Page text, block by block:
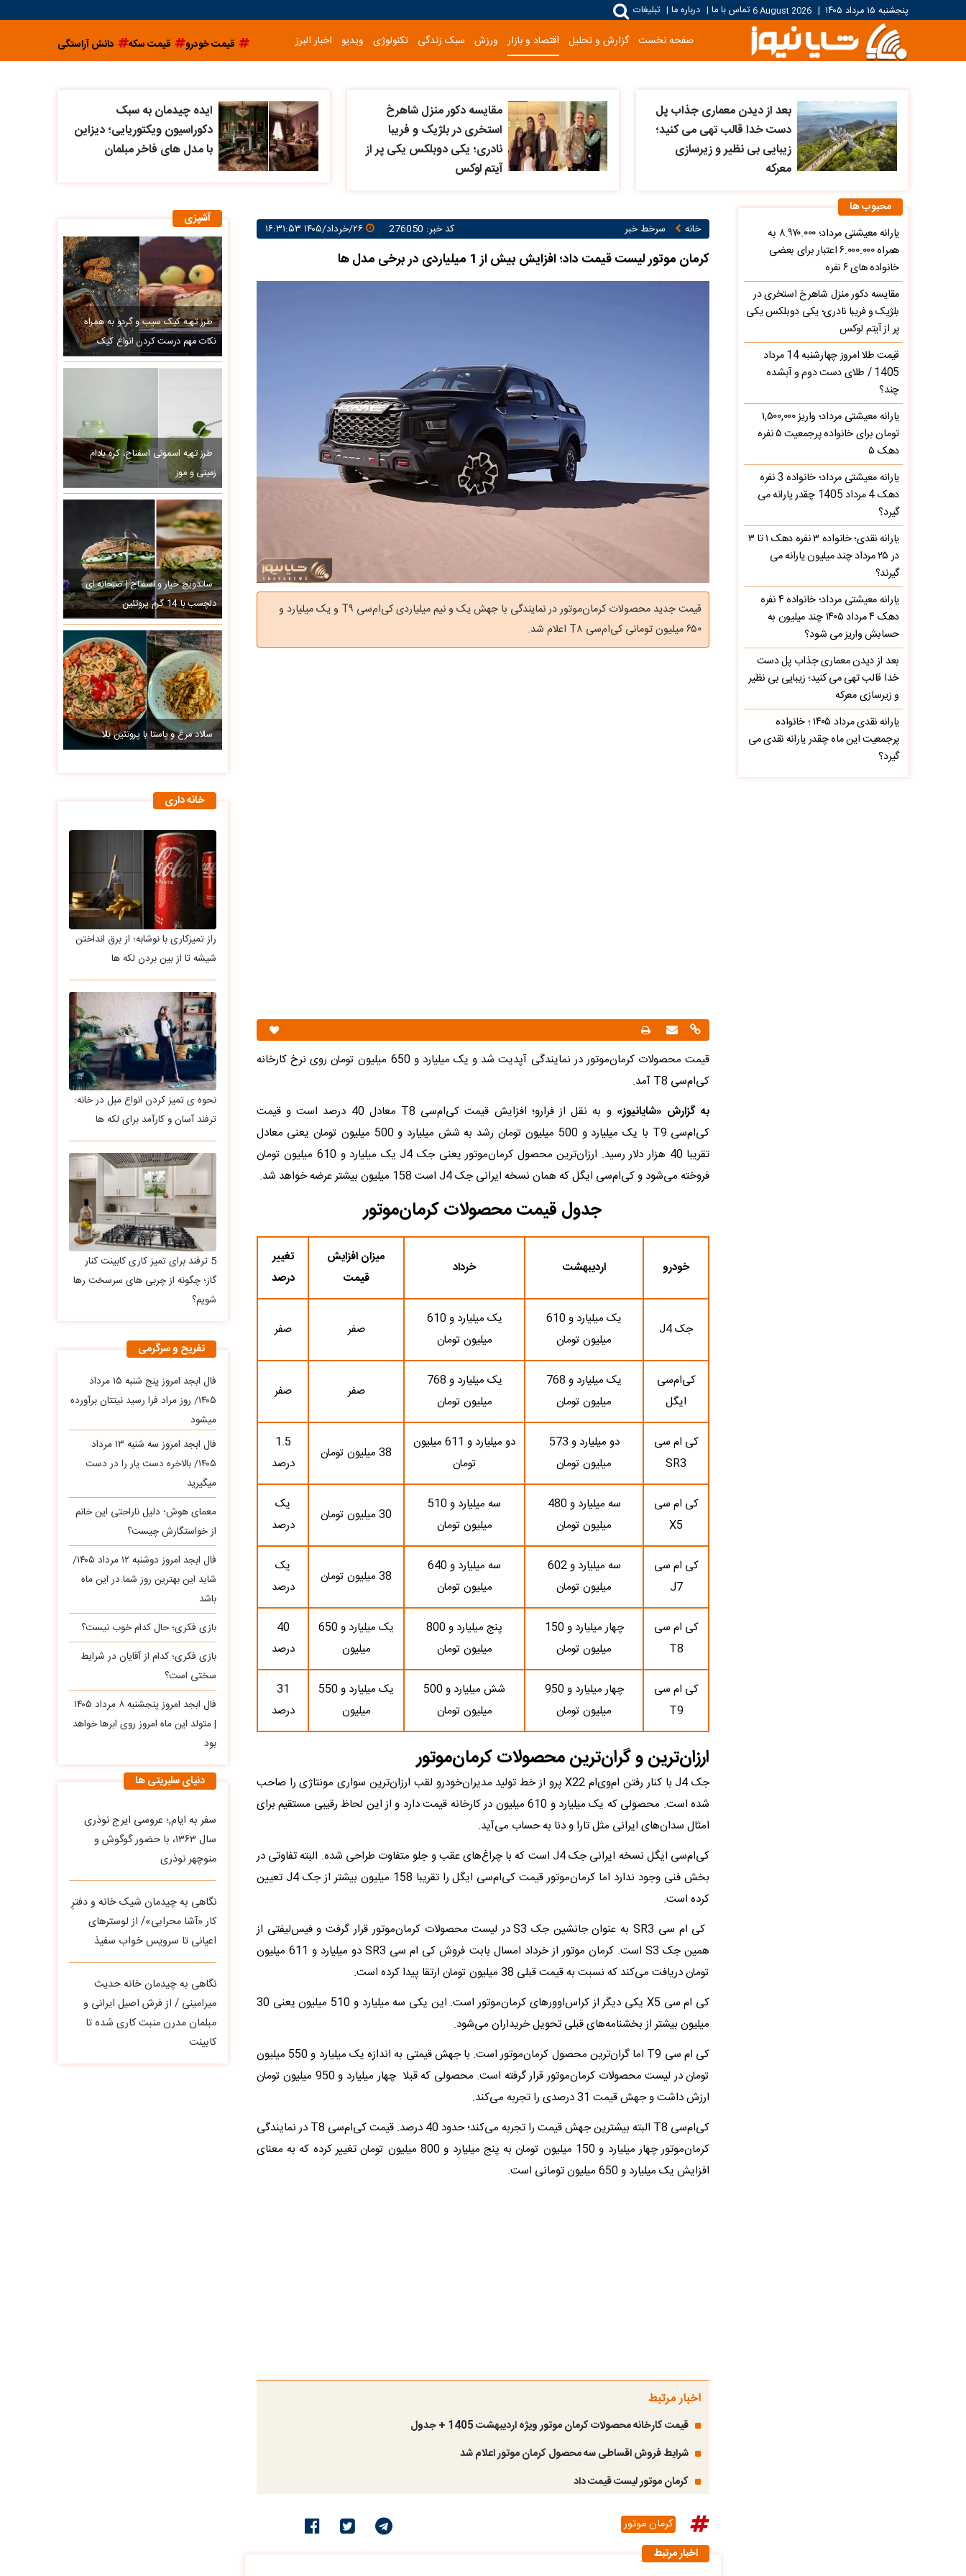
پنجشنبه ۱۵ مرداد ۱۴۰۵ |
6 August 2026تماس با ما | درباره ما | تبلیغات
صفحه نخست گزارش و تحلیل اقتصاد و بازار ورزش سبک زندگی تکنولوژی ویدیو اخبار البرز قیمت خودرو قیمت سکه دانش آراستگی
بعد از دیدن معماری جذاب پل
دست خدا قالب تهی می کنید؛
زیبایی بی نظیر و زیرسازی
معرکه
مقایسه دکور منزل شاهرخ
استخری در بلژیک و فریبا
نادری؛ یکی دوبلکس یکی پر از
آیتم لوکس
ایده چیدمان به سبک
دکوراسیون ویکتوریایی؛ دیزاین
با مدل های فاخر مبلمان
خانه سرخط خبر کد خبر: 276050
کرمان موتور لیست قیمت داد؛ افزایش بیش از 1 میلیاردی در برخی مدل ها
قیمت جدید محصولات کرمان‌موتور در نمایندگی با جهش یک و نیم میلیاردی کی‌ام‌سی T۹ و یک میلیارد و
۶۵۰ میلیون تومانی کی‌ام‌سی T۸ اعلام شد.
قیمت محصولات کرمان‌موتور در نمایندگی آپدیت شد و یک میلیارد و 650 میلیون تومان روی نرخ کارخانه
کی‌ام‌سی T8 آمد.
به گزارش «شایانیوز»
و به نقل از فرارو؛ افزایش قیمت کی‌ام‌سی T8 معادل 40 درصد است و قیمت
کی‌ام‌سی T9 با یک میلیارد و 500 میلیون تومان رشد به شش میلیارد و 500 میلیون تومان یعنی معادل
تقریبا 40 هزار دلار رسید. ارزان‌ترین محصول کرمان‌موتور یعنی جک J4 یک میلیارد و 610 میلیون تومان
فروخته می‌شود و کی‌ام‌سی ایگل که همان نسخه ایرانی جک J4 است 158 میلیون بیشتر عرضه خواهد شد.
جدول قیمت محصولات کرمان‌موتور
خودرو اردیبهشت خرداد
میزان افزایش
قیمت
تغییر
درصد
جک J4
یک میلیارد و 610
میلیون تومان
یک میلیارد و 610
میلیون تومان
صفر صفر
کی‌ام‌سی
ایگل
یک میلیارد و 768
میلیون تومان
یک میلیارد و 768
میلیون تومان
صفر صفر
کی ام سی
SR3
دو میلیارد و 573
میلیون تومان
دو میلیارد و 611 میلیون
تومان
38 میلیون تومان
1.5
درصد
کی ام سی
X5
سه میلیارد و 480
میلیون تومان
سه میلیارد و 510
میلیون تومان
30 میلیون تومان
یک
درصد
کی ام سی
J7
سه میلیارد و 602
میلیون تومان
سه میلیارد و 640
میلیون تومان
38 میلیون تومان
یک
درصد
کی ام سی
T8
چهار میلیارد و 150
میلیون تومان
پنج میلیارد و 800
میلیون تومان
یک میلیارد و 650
میلیون
40
درصد
کی ام سی
T9
چهار میلیارد و 950
میلیون تومان
شش میلیارد و 500
میلیون تومان
یک میلیارد و 550
میلیون
31
درصد
ارزان‌ترین و گران‌ترین محصولات کرمان‌موتور
جک J4 با کنار رفتن ام‌وی‌ام X22 پرو از خط تولید مدیران‌خودرو لقب ارزان‌ترین سواری مونتاژی را صاحب
شده است. محصولی که یک میلیارد و 610 میلیون در کارخانه قیمت دارد و از این لحاظ رقیبی مستقیم برای
امثال سدان‌های ایرانی مثل تارا و دنا به حساب می‌آید.
کی‌ام‌سی ایگل نسخه ایرانی جک J4 است که با چراغ‌های عقب و جلو متفاوت طراحی شده. البته تفاوتی در
بخش فنی وجود ندارد اما کرمان‌موتور قیمت کی‌ام‌سی ایگل را تقریبا 158 میلیون بیشتر از جک J4 تعیین
کرده است.
کی ام سی SR3 به عنوان جانشین جک S3 در لیست محصولات کرمان‌موتور قرار گرفت و فیس‌لیفتی از
همین جک S3 است. کرمان موتور از خرداد امسال بابت فروش کی ام سی SR3 دو میلیارد و 611 میلیون
تومان دریافت می‌کند که نسبت به قیمت قبلی 38 میلیون تومان ارتقا پیدا کرده است.
کی ام سی X5 یکی دیگر از کراس‌اوورهای کرمان‌موتور است. این یکی سه میلیارد و 510 میلیون یعنی 30
میلیون بیشتر از بخشنامه‌های قبلی تحویل خریداران می‌شود.
کی ام سی T9 اما گران‌ترین محصول کرمان‌موتور است. با جهش قیمتی به اندازه یک میلیارد و 550 میلیون
تومان در لیست محصولات کرمان‌موتور قرار گرفته است. محصولی که قبلا چهار میلیارد و 950 میلیون تومان
ارزش داشت و جهش قیمت 31 درصدی را تجربه می‌کند.
کی‌ام‌سی T8 البته بیشترین جهش قیمت را تجربه می‌کند؛ حدود 40 درصد. قیمت کی‌ام‌سی T8 در نمایندگی
کرمان‌موتور چهار میلیارد و 150 میلیون تومان به پنج میلیارد و 800 میلیون تومان تغییر کرده که به معنای
افزایش یک میلیارد و 650 میلیون تومانی است.
اخبار مرتبط
قیمت کارخانه محصولات کرمان موتور ویژه اردیبهشت 1405 + جدول
شرایط فروش اقساطی سه محصول کرمان موتور اعلام شد
کرمان موتور لیست قیمت داد
کرمان موتور
اخبار مرتبط
آشپزی
طرز تهیه کیک سیب و گردو به همراه
نکات مهم درست کردن انواع کیک
طرز تهیه اسموتی اسفناج، کره بادام
زمینی و موز
ساندویچ خیار و اسفناج | صبحانه ای
دلچسب با 14 گرم پروتئین
سالاد مرغ و پاستا با پروتئین بالا
خانه داری
راز تمیزکاری با نوشابه؛ از برق انداختن
شیشه تا از بین بردن لکه ها
نحوه ی تمیز کردن انواع مبل در خانه:
ترفند آسان و کارآمد برای لکه ها
5 ترفند برای تمیز کاری کابینت کنار
گاز؛ چگونه از چربی های سرسخت رها
شویم؟
تفریح و سرگرمی
فال ابجد امروز پنج شنبه ۱۵ مرداد
۱۴۰۵/ روز مراد فرا رسید نیتتان برآورده
میشود
فال ابجد امروز سه‌ شنبه ۱۳ مرداد
۱۴۰۵/ بالاخره دست یار را در دست
میگیرید
معمای هوش؛ دلیل ناراحتی این خانم
از خواستگارش چیست؟
فال ابجد امروز دوشنبه ۱۲ مرداد ۱۴۰۵/
شاید این بهترین روز شما در این ماه
باشد
بازی فکری؛ حال کدام خوب نیست؟
بازی فکری؛ کدام از آقایان در شرایط
سختی است؟
فال ابجد امروز پنجشنبه ۸ مرداد ۱۴۰۵
| متولد این ماه امروز روی ابرها خواهد
بود
دنیای سلبریتی ها
سفر به ایام,؛ عروسی ایرج نوذری
سال ۱۳۶۳، با حضور گوگوش و
منوچهر نوذری
نگاهی به چیدمان شیک خانه و دفترِ
کار «آشا محرابی»/ از لوسترهای
اعیانی تا سرویس خواب سفیذ
نگاهی به چیدمان خانه حدیث
میرامینی / از فرش اصیل ایرانی و
مبلمان مدرن منبت‌ کاری‌ شده تا
کابینت
محبوب ها
یارانه معیشتی مرداد؛ ۸.۹۷۰.۰۰۰ به
همراه ۶.۰۰۰.۰۰۰ اعتبار برای بعضی
خانواده های ۶ نفره
مقایسه دکور منزل شاهرخ استخری در
بلژیک و فریبا نادری؛ یکی دوبلکس یکی
پر از آیتم لوکس
قیمت طلا امروز چهارشنبه 14 مرداد
1405 / طلای دست دوم و آبشده
چند؟
یارانه معیشتی مرداد؛ واریز ۱,۵۰۰,۰۰۰
تومان برای خانواده پرجمعیت ۵ نفره
دهک ۵
یارانه معیشتی مرداد؛ خانواده 3 نفره
دهک 4 مرداد 1405 چقدر یارانه می
گیرد؟
یارانه نقدی؛ خانواده ۳ نفره دهک ۱ تا ۳
در ۲۵ مرداد چند میلیون یارانه می
گیرند؟
یارانه معیشتی مرداد؛ خانواده ۴ نفره
دهک ۴ مرداد ۱۴۰۵ چند میلیون به
حسابش واریز می شود؟
بعد از دیدن معماری جذاب پل دست
خدا قالب تهی می کنید؛ زیبایی بی نظیر
و زیرسازی معرکه
یارانه نقدی مرداد ۱۴۰۵ ؛ خانواده
پرجمعیت این ماه چقدر یارانه نقدی می
گیرد؟